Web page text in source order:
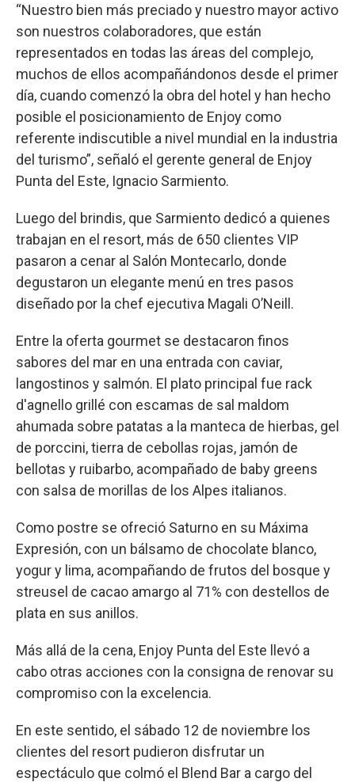
“Nuestro bien más preciado y nuestro mayor activo
son nuestros colaboradores, que están
representados en todas las áreas del complejo,
muchos de ellos acompañándonos desde el primer
día, cuando comenzó la obra del hotel y han hecho
posible el posicionamiento de Enjoy como
referente indiscutible a nivel mundial en la industria
del turismo”, señaló el gerente general de Enjoy
Punta del Este, Ignacio Sarmiento.
Luego del brindis, que Sarmiento dedicó a quienes
trabajan en el resort, más de 650 clientes VIP
pasaron a cenar al Salón Montecarlo, donde
degustaron un elegante menú en tres pasos
diseñado por la chef ejecutiva Magali O’Neill.
Entre la oferta gourmet se destacaron finos
sabores del mar en una entrada con caviar,
langostinos y salmón. El plato principal fue rack
d'agnello grillé con escamas de sal maldom
ahumada sobre patatas a la manteca de hierbas, gel
de porccini, tierra de cebollas rojas, jamón de
bellotas y ruibarbo, acompañado de baby greens
con salsa de morillas de los Alpes italianos.
Como postre se ofreció Saturno en su Máxima
Expresión, con un bálsamo de chocolate blanco,
yogur y lima, acompañando de frutos del bosque y
streusel de cacao amargo al 71% con destellos de
plata en sus anillos.
Más allá de la cena, Enjoy Punta del Este llevó a
cabo otras acciones con la consigna de renovar su
compromiso con la excelencia.
En este sentido, el sábado 12 de noviembre los
clientes del resort pudieron disfrutar un
espectáculo que colmó el Blend Bar a cargo del